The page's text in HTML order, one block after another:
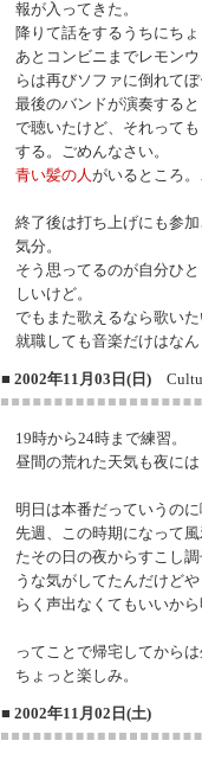
報が入ってきた。
降りて話をするうちにち
あとコンビニまでレモン
らは再びソファに倒れて
最後のバンドが演奏する
で聴いたけど、それって
する。ごめんなさい。
青い髪の人がいるところ
終了後は打ち上げにも参
気分。
そう思ってるのが自分ひ
しいけど。
でもまた歌えるなら歌い
就職しても音楽だけはな
■ 2002年11月03日(日)
19時から24時まで練習。
昼間の荒れた天気も夜に
明日は本番だっていうの
先週、この時期になって
たその日の夜からすこし
うな気がしてたんだけど
らく声出なくてもいいか
ってことで帰宅してから
ちょっと楽しみ。
■ 2002年11月02日(土)